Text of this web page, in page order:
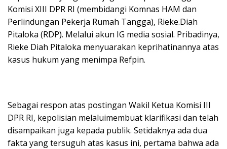
Komisi XIII DPR RI (membidangi Komnas HAM dan
Perlindungan Pekerja Rumah Tangga), Rieke.Diah
Pitaloka (RDP). Melalui akun IG media sosial. Pribadinya,
Rieke Diah Pitaloka menyuarakan keprihatinannya atas
kasus hukum yang menimpa Refpin.
Sebagai respon atas postingan Wakil Ketua Komisi III
DPR RI, kepolisian melaluimembuat klarifikasi dan telah
disampaikan juga kepada publik. Setidaknya ada dua
fakta yang tersuguh atas kasus ini, pertama bahwa ada